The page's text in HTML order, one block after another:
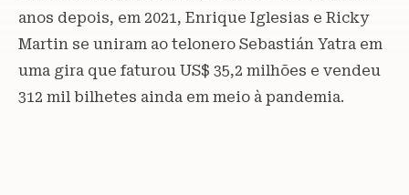
anos depois, em 2021, Enrique Iglesias e Ricky
Martin se uniram ao telonero Sebastián Yatra em
uma gira que faturou US$ 35,2 milhões e vendeu
312 mil bilhetes ainda em meio à pandemia.